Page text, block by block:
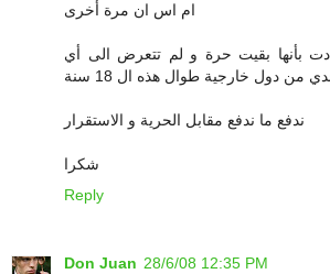
ام اس ان مرة أخرى
بأنها بقيت حرة و لم تتعرض الى أي
من دول خارجية طوال هذه ال 18 سنة
ندفع ما ندفع مقابل الحرية و الاستقرار
شكرا
Reply
Don Juan 28/6/08 12:35 PM